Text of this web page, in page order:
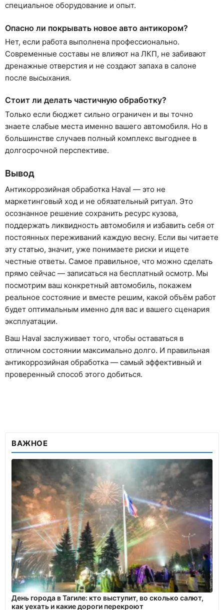
специальное оборудование и опыт.
Опасно ли покрывать новое авто антикором?
Нет, если работа выполнена профессионально.
Современные составы не влияют на ЛКП, не забивают
дренажные отверстия и не создают запаха в салоне
после высыхания.
Стоит ли делать частичную обработку?
Только если бюджет сильно ограничен и вы точно
знаете слабые места именно вашего автомобиля. Но в
большинстве случаев полный комплекс выгоднее в
долгосрочной перспективе.
Вывод
Антикоррозийная обработка Haval — это не
маркетинговый ход и не обязательный ритуал. Это
осознанное решение сохранить ресурс кузова,
поддержать ликвидность автомобиля и избавить себя от
постоянных переживаний каждую весну. Если вы читаете
эту статью, значит, уже понимаете риски и ищете
честные ответы. Самое правильное, что можно сделать
прямо сейчас — записаться на бесплатный осмотр. Мы
посмотрим ваш конкретный автомобиль, покажем
реальное состояние и вместе решим, какой объём работ
будет оптимальным именно для вас и вашего сценария
эксплуатации.
Ваш Haval заслуживает того, чтобы оставаться в
отличном состоянии максимально долго. И правильная
антикоррозийная обработка — самый эффективный и
проверенный способ этого добиться.
ВАЖНОЕ
День города в Тагиле: кто выступит, во сколько салют,
как уехать и какие дороги перекроют